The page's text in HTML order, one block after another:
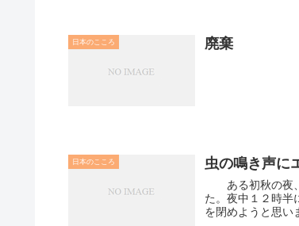
日本のこころ 廃棄
日本のこころ 虫の鳴き声
ある初秋の夜、
た。夜中１２時半
を閉めようと思い